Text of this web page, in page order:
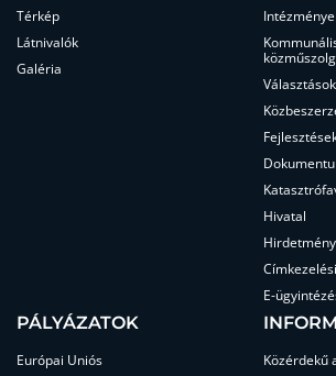
Térkép
Látnivalók
Galéria
Választások
Hivatal
E-
PÁLYÁZATOK
Európai Uniós
Közérdekű